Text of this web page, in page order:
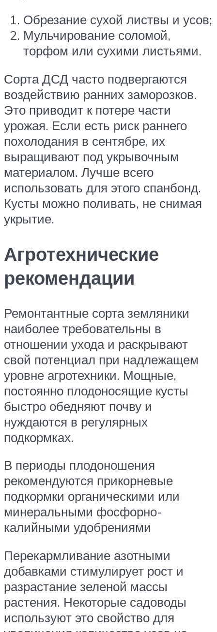
Обрезание сухой листвы и усов;
Мульчирование соломой,
торфом или сухими листьями.
Сорта ДСД часто подвергаются
воздействию ранних заморозков.
Это приводит к потере части
урожая. Если есть риск раннего
похолодания в сентябре, их
выращивают под укрывочным
материалом. Лучше всего
использовать для этого спанбонд.
Кусты можно поливать, не снимая
укрытие.
Агротехнические
рекомендации
Ремонтантные сорта земляники
наиболее требовательны в
отношении ухода и раскрывают
свой потенциал при надлежащем
уровне агротехники. Мощные,
постоянно плодоносящие кусты
быстро обедняют почву и
нуждаются в регулярных
подкормках.
В периоды плодоношения
рекомендуются прикорневые
подкормки органическими или
минеральными фосфорно-
калийными удобрениями
Перекармливание азотными
добавками стимулирует рост и
разрастание зеленой массы
растения. Некоторые садоводы
используют это свойство для